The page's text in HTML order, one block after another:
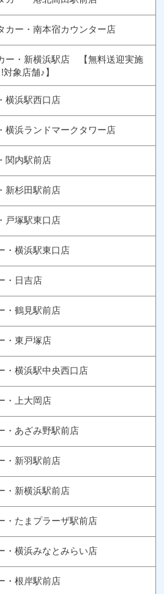
カー・南本宿カウンター店
ー・新横浜駅店 【無料送迎実施
象店舗♪】
横浜駅西口店
横浜ランドマークタワー店
関内駅前店
新杉田駅前店
戸塚駅東口店
・横浜駅東口店
・日吉店
・鶴見駅前店
・東戸塚店
・横浜駅中央西口店
・上大岡店
・あざみ野駅前店
・新羽駅前店
・新横浜駅前店
・たまプラーザ駅前店
・横浜みなとみらい店
・根岸駅前店